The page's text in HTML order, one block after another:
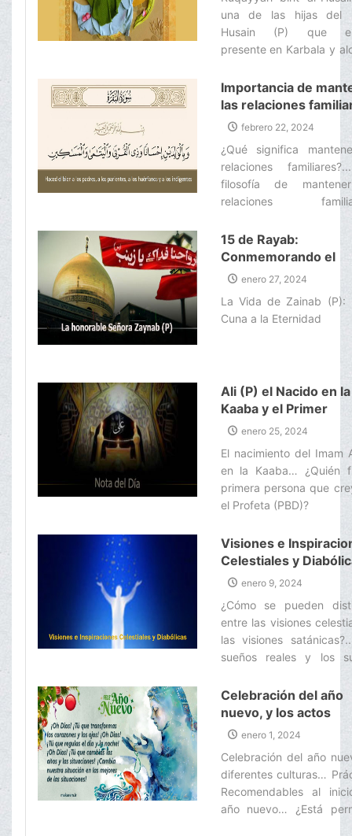
una de las hijas del
Husain (P) que
presente en Karbala y
suceso de Ashûra, a la
de 3 años. Ella se
entre los cautivos que
llevados a Sham
alcanzó el martirio en
las ruinas de esta
durante este
cuando contaba con
Importancia de
las relaciones
en el Islam
febrero 22, 2024
¿Qué significa
relaciones
filosofía de
relaciones
15 de Rayab:
Conmemorando el
Fallecimiento de la
enero 27, 2024
La Vida de Zainab (P):
Cuna a la Eternidad‌
Ali (P) el Nacido en la
Kaaba y el Primer
Musulmán
enero 25, 2024
El nacimiento del Imam
en la Kaaba… ¿Quién
primera persona que
el Profeta (PBD)?‌
Visiones e
Celestiales y
enero 9, 2024
¿Cómo se pueden
entre las visiones
las visiones
sueños reales y los
e Imames (P)…‌
Celebración del año
nuevo, y los actos
recomendables en
enero 1, 2024
Celebración del año
diferentes culturas…
Recomendables al
año nuevo… ¿Está